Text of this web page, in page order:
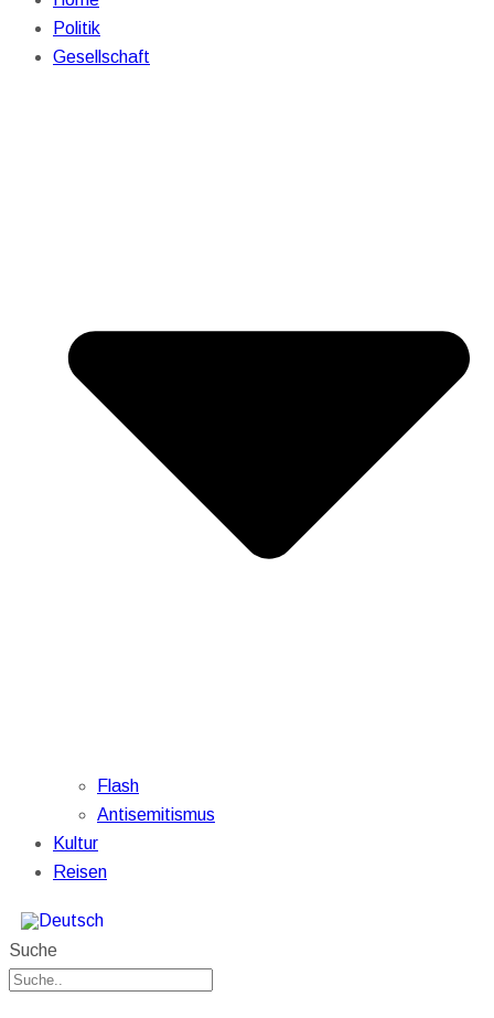
Politik
Gesellschaft
Flash
Antisemitismus
Kultur
Reisen
Suche